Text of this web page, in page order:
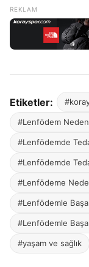
Etiketler:
#Lenfödem
#Lenfödemde
#Lenfödemde
#Lenfödeme
#Lenfödemle Başa
#Lenfödemle
#yaşam ve sağlık